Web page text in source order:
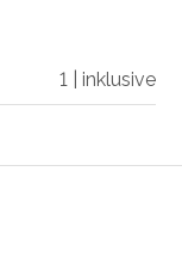
1 | inklusive